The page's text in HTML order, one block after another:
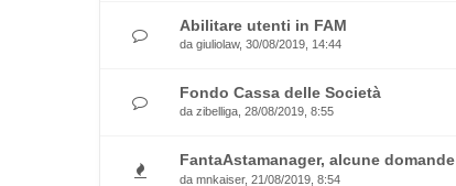
Abilitare utenti in FAM
da giuliolaw, 30/08/2019, 14:44
Fondo Cassa delle Società
da zibelliga , 28/08/2019, 8:55
FantaAstamanager, alcune domande
da mnkaiser, 21/08/2019, 8:54